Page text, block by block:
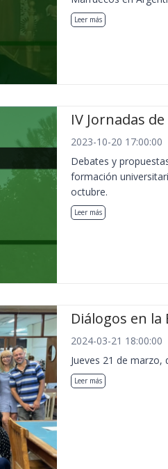
Leer más
IV Jornadas
2023-10-20 17:00:00
Debates y
formación
octubre.
Leer más
Diálogos en
2024-03-21 18:00:00
Jueves 21 de marzo,
Leer más